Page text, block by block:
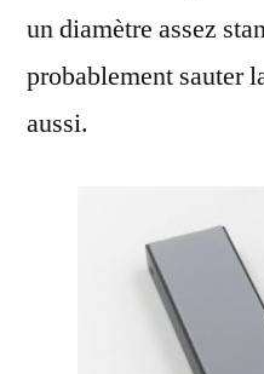
un diamètre assez
probablement sauter
aussi.